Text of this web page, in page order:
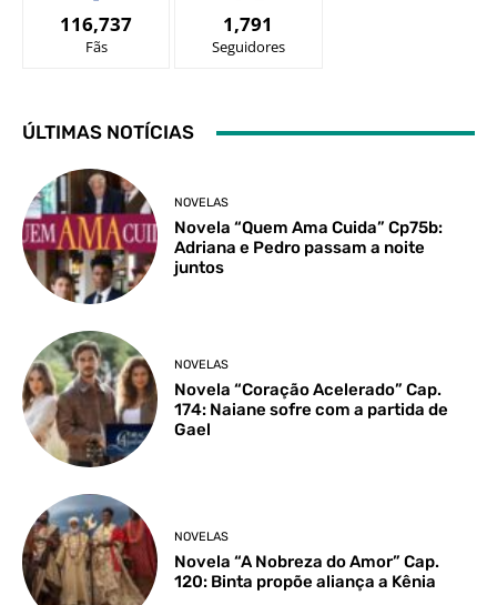
116,737
Fãs
1,791
Seguidores
ÚLTIMAS NOTÍCIAS
NOVELAS
Novela “Quem Ama Cuida” Cp75b:
Adriana e Pedro passam a noite
juntos
NOVELAS
Novela “Coração Acelerado” Cap.
174: Naiane sofre com a partida de
Gael
NOVELAS
Novela “A Nobreza do Amor” Cap.
120: Binta propõe aliança a Kênia